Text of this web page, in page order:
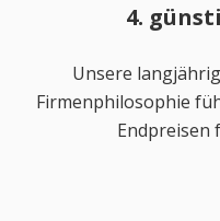
4.
Unsere
Firmenphilosophie
Endpreisen